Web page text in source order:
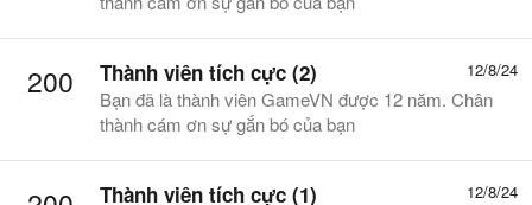
200 12/8/24
Thành viên tích cực (2)
Bạn đã là thành viên GameVN được 12 năm. Chân
thành cám ơn sự gắn bó của bạn
12/8/24
Thành viên tích cực (1)